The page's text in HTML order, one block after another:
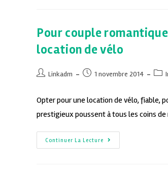
Pour couple
location de vélo
Linkadm 1 novembre 2014
Opter pour une location de vélo, fiable,
prestigieux poussent à tous les coins
Continuer La Lecture